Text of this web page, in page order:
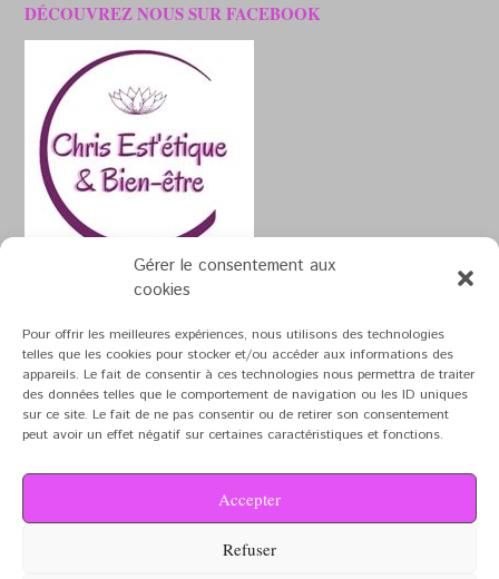
Gérer le consentement aux
cookies
Pour offrir les meilleures expériences, nous utilisons des technologies
telles que les cookies pour stocker et/ou accéder aux informations des
appareils. Le fait de consentir à ces technologies nous permettra de traiter
des données telles que le comportement de navigation ou les ID uniques
sur ce site. Le fait de ne pas consentir ou de retirer son consentement
peut avoir un effet négatif sur certaines caractéristiques et fonctions.
Accepter
Refuser
DÉCOUVREZ NOUS SUR FACEBOOK
Theme byOut the Box
Mentions Légales